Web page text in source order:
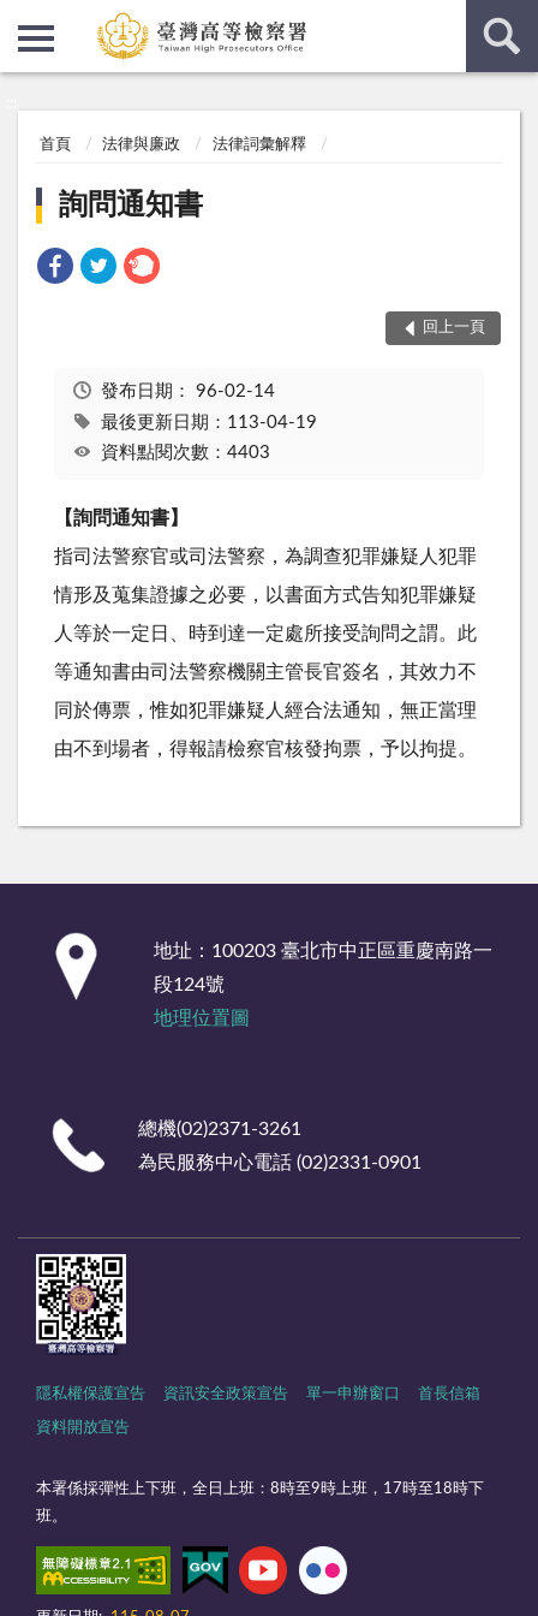
首頁 法律與廉政 法律詞彙解釋
詢問通知書
回上一頁
發布日期： 96-02-14
最後更新日期：113-04-19
資料點閱次數：4403
【詢問通知書】
指司法警察官或司法警察，為調查犯罪嫌疑人犯罪
情形及蒐集證據之必要，以書面方式告知犯罪嫌疑
人等於一定日、時到達一定處所接受詢問之謂。此
等通知書由司法警察機關主管長官簽名，其效力不
同於傳票，惟如犯罪嫌疑人經合法通知，無正當理
由不到場者，得報請檢察官核發拘票，予以拘提。
地址：100203 臺北市中正區重慶南路一
段124號
地理位置圖
總機(02)2371-3261
為民服務中心電話 (02)2331-0901
隱私權保護宣告 資訊安全政策宣告 單一申辦窗口 首長信箱
資料開放宣告
本署係採彈性上下班，全日上班：8時至9時上班，17時至18時下
班。